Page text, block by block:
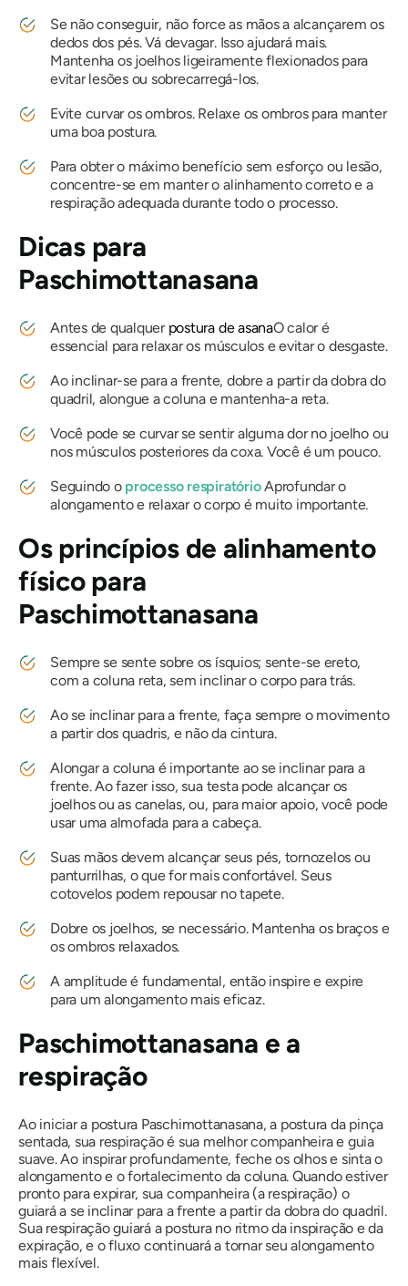
Se não conseguir, não force as mãos a alcançarem os
dedos dos pés. Vá devagar. Isso ajudará mais.
Mantenha os joelhos ligeiramente flexionados para
evitar lesões ou sobrecarregá-los.
Evite curvar os ombros. Relaxe os ombros para manter
uma boa postura.
Para obter o máximo benefício sem esforço ou lesão,
concentre-se em manter o alinhamento correto e a
respiração adequada durante todo o processo.
Dicas para
Paschimottanasana
Antes de qualquer postura de asanaO calor é
essencial para relaxar os músculos e evitar o desgaste.
Ao inclinar-se para a frente, dobre a partir da dobra do
quadril, alongue a coluna e mantenha-a reta.
Você pode se curvar se sentir alguma dor no joelho ou
nos músculos posteriores da coxa. Você é um pouco.
Seguindo o processo respiratórioAprofundar o
alongamento e relaxar o corpo é muito importante.
Os princípios de alinhamento
físico para
Paschimottanasana
Sempre se sente sobre os ísquios; sente-se ereto,
com a coluna reta, sem inclinar o corpo para trás.
Ao se inclinar para a frente, faça sempre o movimento
a partir dos quadris, e não da cintura.
Alongar a coluna é importante ao se inclinar para a
frente. Ao fazer isso, sua testa pode alcançar os
joelhos ou as canelas, ou, para maior apoio, você pode
usar uma almofada para a cabeça.
Suas mãos devem alcançar seus pés, tornozelos ou
panturrilhas, o que for mais confortável. Seus
cotovelos podem repousar no tapete.
Dobre os joelhos, se necessário. Mantenha os braços e
os ombros relaxados.
A amplitude é fundamental, então inspire e expire
para um alongamento mais eficaz.
Paschimottanasana e a
respiração
Ao iniciar a postura Paschimottanasana, a postura da pinça
sentada, sua respiração é sua melhor companheira e guia
suave. Ao inspirar profundamente, feche os olhos e sinta o
alongamento e o fortalecimento da coluna. Quando estiver
pronto para expirar, sua companheira (a respiração) o
guiará a se inclinar para a frente a partir da dobra do quadril.
Sua respiração guiará a postura no ritmo da inspiração e da
expiração, e o fluxo continuará a tornar seu alongamento
mais flexível.